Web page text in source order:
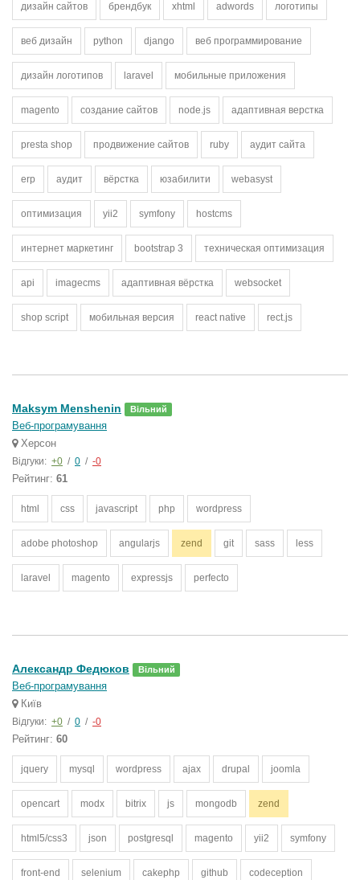
дизайн сайтов брендбук xhtml adwords логотипы
веб дизайн python django веб программирование
дизайн логотипов laravel мобильные приложения
magento создание сайтов node.js адаптивная верстка
presta shop продвижение сайтов ruby аудит сайта
erp аудит вёрстка юзабилити webasyst
оптимизация yii2 symfony hostcms
интернет маркетинг bootstrap 3 техническая оптимизация
api imagecms адаптивная вёрстка websocket
shop script мобильная версия react native rect.js
Maksym Menshenin Вільний
Веб-програмування
Херсон
Відгуки: +0 / 0 / -0
Рейтинг: 61
html css javascript php wordpress
adobe photoshop angularjs zend git sass less
laravel magento expressjs perfecto
Александр Федюков Вільний
Веб-програмування
Київ
Відгуки: +0 / 0 / -0
Рейтинг: 60
jquery mysql wordpress ajax drupal joomla
opencart modx bitrix js mongodb zend
html5/css3 json postgresql magento yii2 symfony
front-end selenium cakephp github codeception